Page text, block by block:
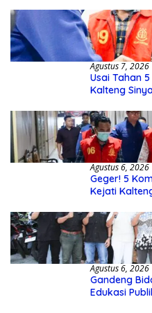
Agustus 7, 2026
Usai Tahan
Kalteng
Agustus 6, 2026
Geger! 5
Kejati
Agustus 6, 2026
Gandeng
Edukasi